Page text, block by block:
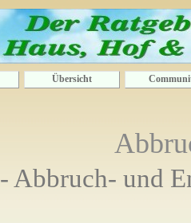
Übersicht
- Abbruch- und